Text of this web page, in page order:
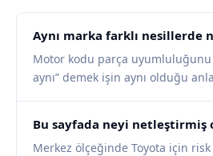
Aynı marka farklı nesillerde
Motor kodu parça
aynı” demek işin aynı olduğu
Bu sayfada neyi netleştirmiş
Merkez ölçeğinde Toyota için risk